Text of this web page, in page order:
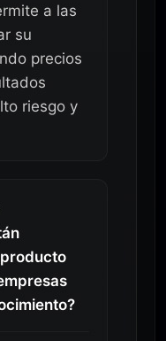
a las
su
precios
riesgo y